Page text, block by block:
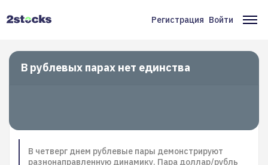
Меню
учётной
записи
Регистрация Войти
В рублевых парах нет единства
В четверг днем рублевые пары демонстрируют
разнонаправленную динамику. Пара доллар/рубль